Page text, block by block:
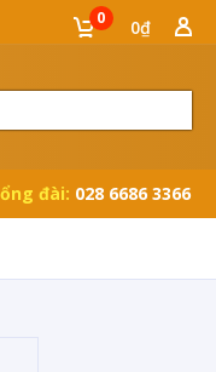
0 0₫
đài: 028 6686 3366